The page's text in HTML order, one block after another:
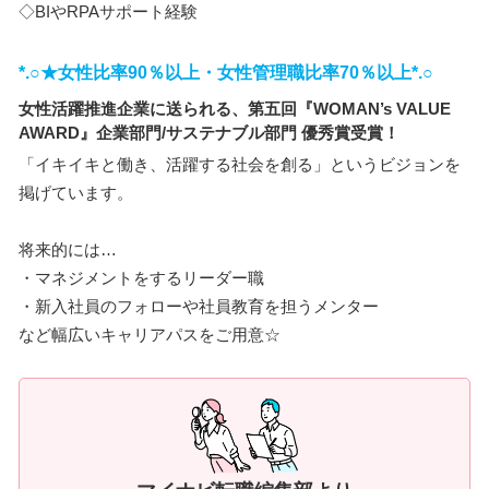
◇BIやRPAサポート経験
*.○★女性比率90％以上・女性管理職比率70％以上*.○
女性活躍推進企業に送られる、第五回『WOMAN’s VALUE
AWARD』企業部門/サステナブル部門 優秀賞受賞！
「イキイキと働き、活躍する社会を創る」というビジョンを
掲げています。
将来的には…
・マネジメントをするリーダー職
・新入社員のフォローや社員教育を担うメンター
など幅広いキャリアパスをご用意☆